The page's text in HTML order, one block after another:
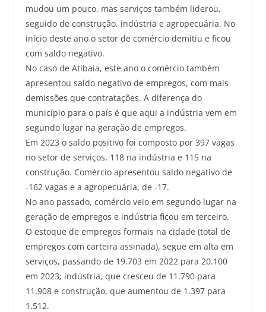
mudou um pouco, mas serviços também liderou,
seguido de construção, indústria e agropecuária. No
início deste ano o setor de comércio demitiu e ficou
com saldo negativo.
No caso de Atibaia, este ano o comércio também
apresentou saldo negativo de empregos, com mais
demissões que contratações. A diferença do
município para o país é que aqui a indústria vem em
segundo lugar na geração de empregos.
Em 2023 o saldo positivo foi composto por 397 vagas
no setor de serviços, 118 na indústria e 115 na
construção. Comércio apresentou saldo negativo de
-162 vagas e a agropecuária, de -17.
No ano passado, comércio veio em segundo lugar na
geração de empregos e indústria ficou em terceiro.
O estoque de empregos formais na cidade (total de
empregos com carteira assinada), segue em alta em
serviços, passando de 19.703 em 2022 para 20.100
em 2023; indústria, que cresceu de 11.790 para
11.908 e construção, que aumentou de 1.397 para
1.512.